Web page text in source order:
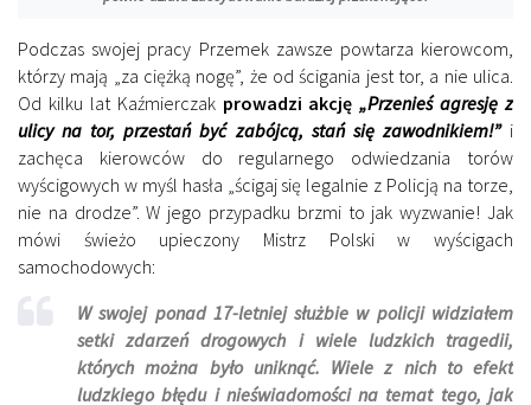
Podczas swojej pracy Przemek zawsze powtarza kierowcom,
którzy mają „za ciężką nogę”, że od ścigania jest tor, a nie ulica.
Od kilku lat Kaźmierczak prowadzi akcję„Przenieś agresję z
ulicy na tor, przestań być zabójcą, stań się zawodnikiem!” i
zachęca kierowców do regularnego odwiedzania torów
wyścigowych w myśl hasła „ścigaj się legalnie z Policją na torze,
nie na drodze”. W jego przypadku brzmi to jak wyzwanie! Jak
mówi świeżo upieczony Mistrz Polski w wyścigach
samochodowych:
W swojej ponad 17-letniej służbie w policji widziałem
setki zdarzeń drogowych i wiele ludzkich tragedii,
których można było uniknąć. Wiele z nich to efekt
ludzkiego błędu i nieświadomości na temat tego, jak